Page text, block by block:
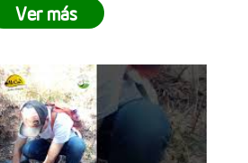
trabajo en equipo.
parte del cambio?
Conoce cómo en
Ver más